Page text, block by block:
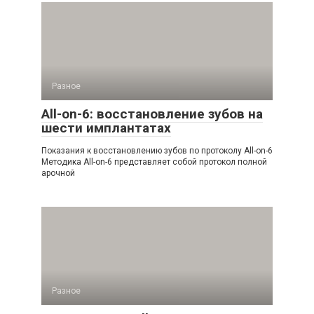
Разное
All-on-6: восстановление зубов на
шести имплантатах
Показания к восстановлению зубов по протоколу All-on-6
Методика All-on-6 представляет собой протокол полной
арочной
Разное